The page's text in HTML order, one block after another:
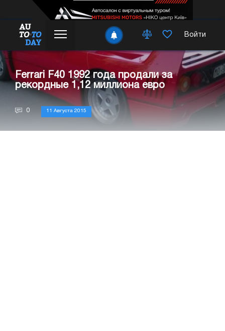
Войти
Ferrari F40 1992 года продали за
рекордные 1,12 миллиона евро
0 11 Августа 2015